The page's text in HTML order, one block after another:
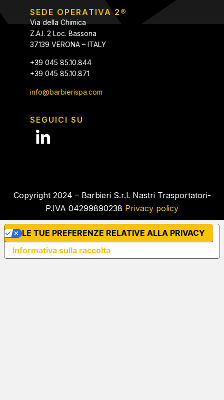
SEDE OPERATIVA 2®
Via della Chimica
Z.A.I. 2 Loc. Bassona
37139 VERONA – ITALY
+39 045 85.10.844
+39 045 85.10.871
info@barbierispa.com
SEGUICI SU
Copyright 2024 – Barbieri S.r.l. Nastri Trasportatori-
P.IVA 04299890238 Privacy policy
Informativa sulla raccolta
LE TUE PREFERENZE RELATIVE ALLA PRIVACY